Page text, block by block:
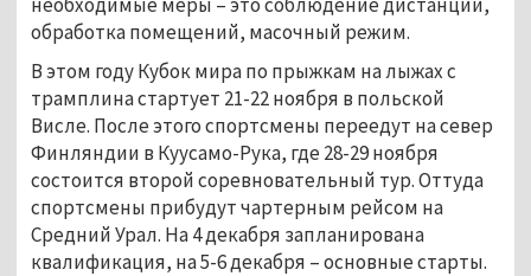
обработка помещений, масочный режим.
В этом году Кубок мира по прыжкам на лыжах с
трамплина стартует 21-22 ноября в польской
Висле. После этого спортсмены переедут на север
Финляндии в Куусамо-Рука, где 28-29 ноября
состоится второй соревновательный тур. Оттуда
спортсмены прибудут чартерным рейсом на
Средний Урал. На 4 декабря запланирована
квалификация, на 5-6 декабря – основные старты.